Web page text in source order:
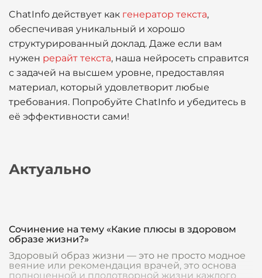
ChatInfo действует как генератор текста,
обеспечивая уникальный и хорошо
структурированный доклад. Даже если вам
нужен рерайт текста, наша нейросеть справится
с задачей на высшем уровне, предоставляя
материал, который удовлетворит любые
требования. Попробуйте ChatInfo и убедитесь в
её эффективности сами!
Актуально
Сочинение на тему «Какие плюсы в здоровом
образе жизни?»
Здоровый образ жизни — это не просто модное
веяние или рекомендация врачей, это основа
полноценной и плодотворной жизни каждого